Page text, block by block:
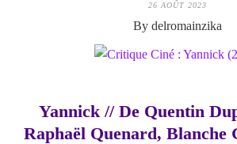
26 AOÛT 2023
By delromainzika
Yannick // De Quentin
Raphaël Quenard, Blanche